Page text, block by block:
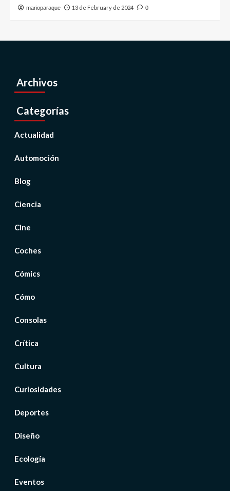
marioparaque 13 de February de 2024 0
Archivos
Categorías
Actualidad
Automoción
Blog
Ciencia
Cine
Coches
Cómics
Cómo
Consolas
Crítica
Cultura
Curiosidades
Deportes
Diseño
Ecología
Eventos